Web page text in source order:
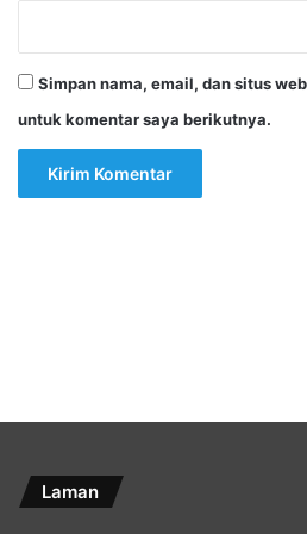
Simpan nama, email, dan situs
untuk komentar saya berikutnya.
Laman